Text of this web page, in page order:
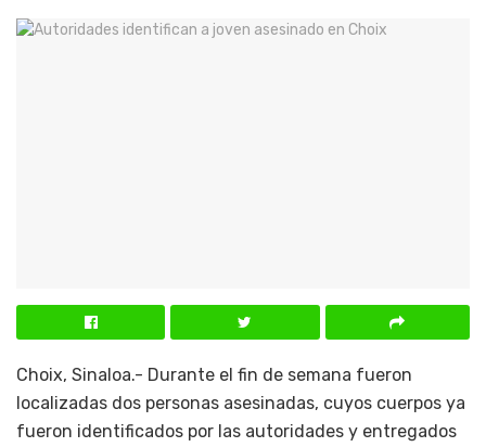
Choix, Sinaloa.- Durante el fin de semana fueron
localizadas dos personas asesinadas, cuyos cuerpos ya
fueron identificados por las autoridades y entregados